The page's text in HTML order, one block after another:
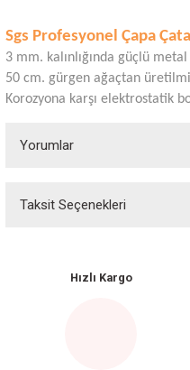
Sgs Profesyonel Çapa
3 mm. kalınlığında güçlü
50 cm. gürgen ağaçtan
Korozyona karşı elektrostatik
Yorumlar
Taksit Seçenekleri
Hızlı Kargo